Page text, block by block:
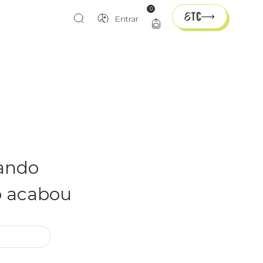
Entrar
0
acabou